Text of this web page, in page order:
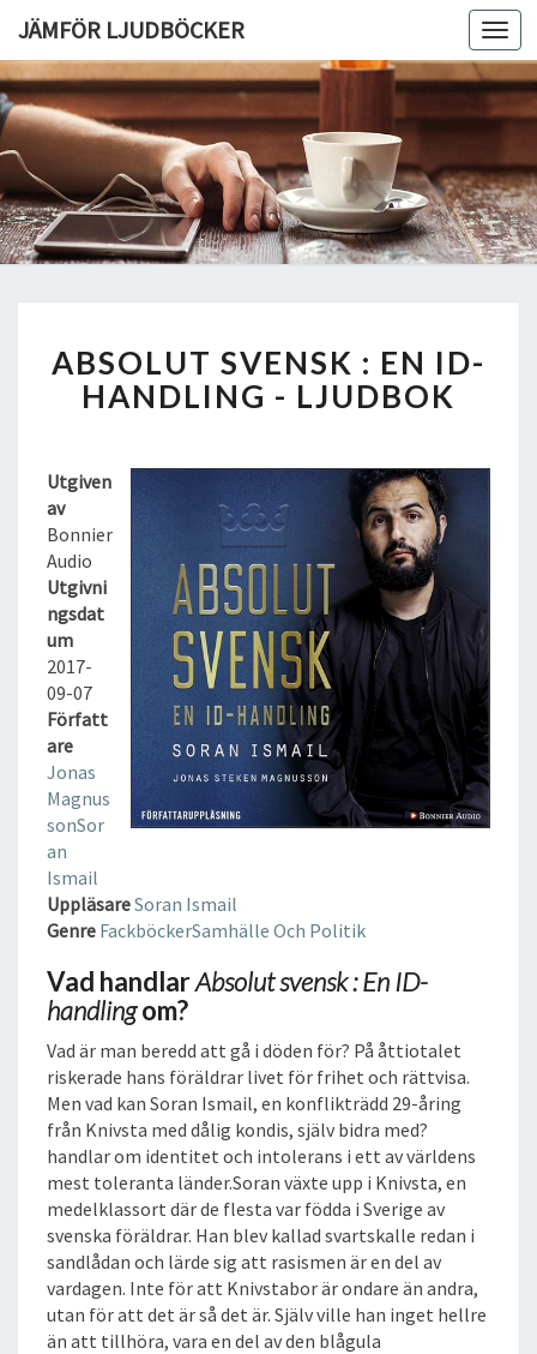
JÄMFÖR LJUDBÖCKER
B
U
T
S
V
E
S
K
E
N
I
D
L
I
N
L
J
U
D
B
O
K
ABSOLUT SVENSK : EN ID-
HANDLING - LJUDBOK
Utgiven
av
Bonnier
Audio
Utgivni
ngsdat
um
2017-
09-07
Författ
are
Jonas
Magnus
sonSor
an
Ismail
UppläsareSoran Ismail
Genre FackböckerSamhälle Och Politik
Vad handlarAbsolut svensk : En ID-
handlingom?
Vad är man beredd att gå i döden för? På åttiotalet
riskerade hans föräldrar livet för frihet och rättvisa.
Men vad kan Soran Ismail, en konflikträdd 29-åring
från Knivsta med dålig kondis, själv bidra med?
handlar om identitet och intolerans i ett av världens
mest toleranta länder.Soran växte upp i Knivsta, en
medelklassort där de flesta var födda i Sverige av
svenska föräldrar. Han blev kallad svartskalle redan i
sandlådan och lärde sig att rasismen är en del av
vardagen. Inte för att Knivstabor är ondare än andra,
utan för att det är så det är. Själv ville han inget hellre
än att tillhöra, vara en del av den blågula